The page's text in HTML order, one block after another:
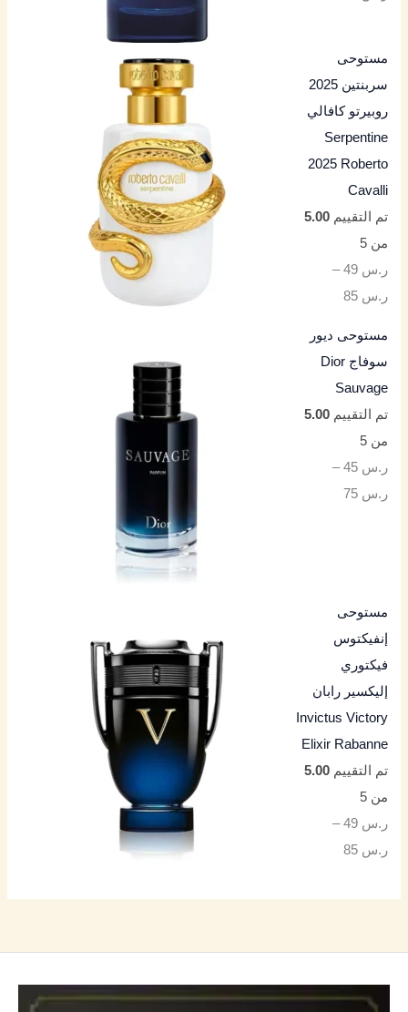
مستوحى
سربنتين 2025
روبيرتو كافالي
Serpentine
2025 Roberto
Cavalli
تم التقييم5.00
من 5
ر.س 49
–
ر.س 85
مستوحى ديور
سوفاج Dior
Sauvage
تم التقييم5.00
من 5
ر.س 45
–
ر.س 75
مستوحى
إنفيكتوس
فيكتوري
إليكسير رابان
Invictus Victory
Elixir Rabanne
تم التقييم5.00
من 5
ر.س 49
–
ر.س 85